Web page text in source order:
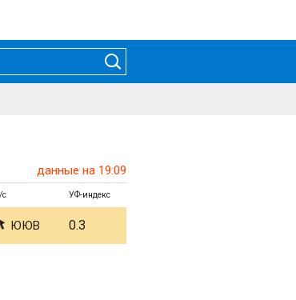
данные на 19:09
с УФ-индекс
ЮЮВ 0.3